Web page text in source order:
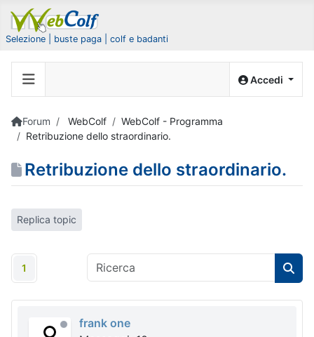
Selezione | buste paga | colf e badanti
Accedi
Forum WebColf
WebColf - Programma
Retribuzione dello straordinario.
Retribuzione dello straordinario.
Replica topic
1
frank one